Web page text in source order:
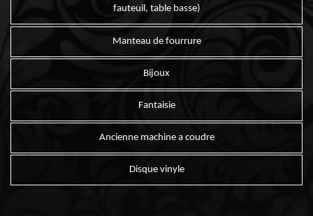
fauteuil, table basse)
Manteau de fourrure
Bijoux
Fantaisie
Ancienne machine a coudre
Disque vinyle